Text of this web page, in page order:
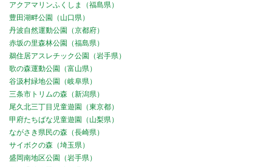
アクアマリンふくしま（福島県）
豊田湖畔公園（山口県）
丹波自然運動公園（京都府）
赤坂の里森林公園（福島県）
鵜住居アスレチック公園（岩手県）
歌の森運動公園（富山県）
谷汲村緑地公園（岐阜県）
三条市トリムの森（新潟県）
尾久北三丁目児童遊園（東京都）
甲府たちばな児童遊園（山梨県）
ながさき県民の森（長崎県）
サイボクの森（埼玉県）
盛岡南地区公園（岩手県）